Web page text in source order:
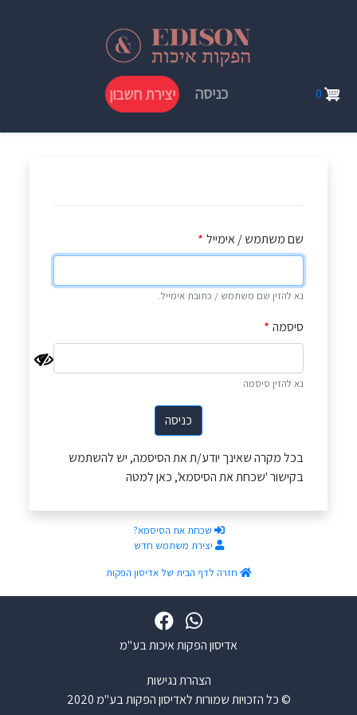
לתוכן
העיקרי
0
User
account
menu
כניסה יצירת חשבון
שם משתמש / אימייל
נא להזין שם משתמש / כתובת אימייל.
סיסמה
נא להזין סיסמה
כניסה
בכל מקרה שאינך יודע/ת את הסיסמה, יש להשתמש
בקישור 'שכחת את הסיסמא', כאן למטה
שכחת את הסיסמא?
יצירת משתמש חדש
חזרה לדף הבית של אדיסון הפקות
אדיסון הפקות איכות בע"מ
הצהרת נגישות
© כל הזכויות שמורות לאדיסון הפקות בע"מ 2020